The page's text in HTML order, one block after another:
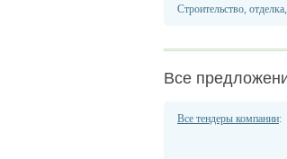
Строительство,
Все
Все тендеры компании: